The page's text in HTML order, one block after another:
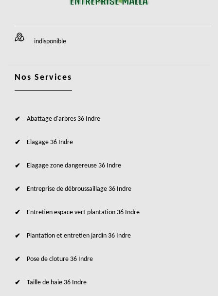
indisponible
Nos Services
Abattage d'arbres 36 Indre
Elagage 36 Indre
Elagage zone dangereuse 36 Indre
Entreprise de débroussaillage 36 Indre
Entretien espace vert plantation 36 Indre
Plantation et entretien jardin 36 Indre
Pose de cloture 36 Indre
Taille de haie 36 Indre